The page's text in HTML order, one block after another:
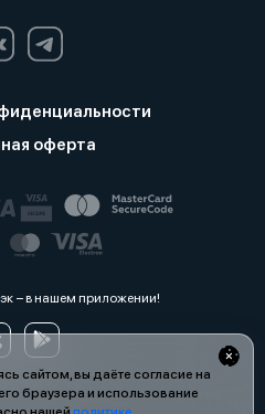
сайтом, вы даёте согласие на
браузера и использование
оферта
− в нашем приложении!